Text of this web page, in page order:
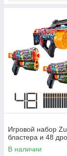
Игровой набор
бластера и 48
В наличии